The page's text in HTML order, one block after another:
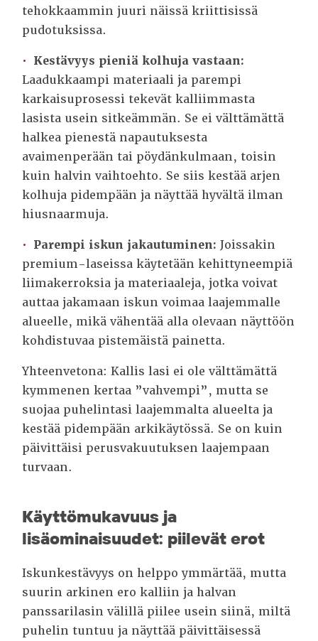
tehokkaammin juuri näissä kriittisissä
pudotuksissa.
Kestävyys pieniä kolhuja vastaan:
Laadukkaampi materiaali ja parempi
karkaisuprosessi tekevät kalliimmasta
lasista usein sitkeämmän. Se ei välttämättä
halkea pienestä napautuksesta
avaimenperään tai pöydänkulmaan, toisin
kuin halvin vaihtoehto. Se siis kestää arjen
kolhuja pidempään ja näyttää hyvältä ilman
hiusnaarmuja.
Parempi iskun jakautuminen: Joissakin
premium-laseissa käytetään kehittyneempiä
liimakerroksia ja materiaaleja, jotka voivat
auttaa jakamaan iskun voimaa laajemmalle
alueelle, mikä vähentää alla olevaan näyttöön
kohdistuvaa pistemäistä painetta.
Yhteenvetona: Kallis lasi ei ole välttämättä
kymmenen kertaa ”vahvempi”, mutta se
suojaa puhelintasi laajemmalta alueelta ja
kestää pidempään arkikäytössä. Se on kuin
päivittäisi perusvakuutuksen laajempaan
turvaan.
Käyttömukavuus ja
lisäominaisuudet: piilevät erot
Iskunkestävyys on helppo ymmärtää, mutta
suurin arkinen ero kalliin ja halvan
panssarilasin välillä piilee usein siinä, miltä
puhelin tuntuu ja näyttää päivittäisessä